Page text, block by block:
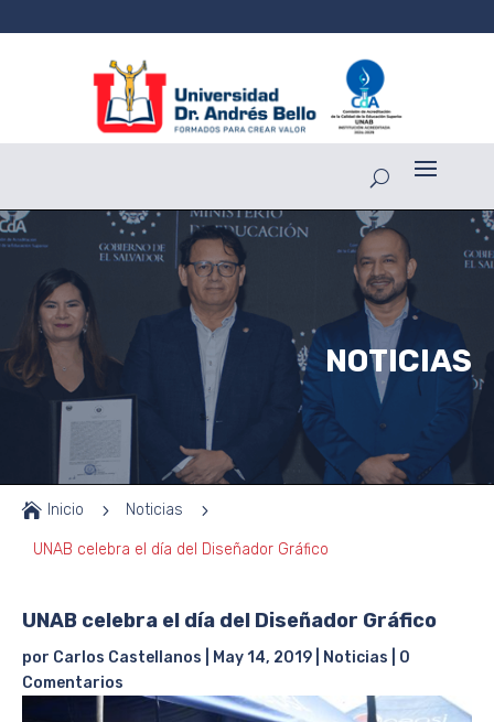
NOTICIAS
 Inicio 5 Noticias 5
UNAB celebra el día del Diseñador Gráfico
UNAB celebra el día del Diseñador Gráfico
por Carlos Castellanos May 14, 2019 Noticias
0
Comentarios